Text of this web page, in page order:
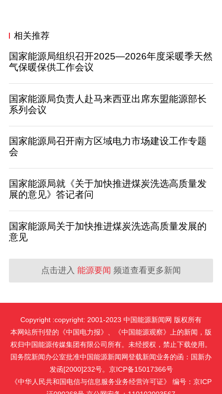
相关推荐
国家能源局组织召开2025—2026年度采暖季天然
气保暖保供工作会议
国家能源局负责人赴马来西亚出席东盟能源部长
系列会议
国家能源局召开南方区域电力市场建设工作专题
会
国家能源局就《关于加快推进煤炭洗选高质量发
展的意见》答记者问
国家能源局关于加快推进煤炭洗选高质量发展的
意见
点击进入 能源要闻 频道查看更多新闻
Copyright :copyright: 2001-2023 中国能源新闻网 版权所有
本网站所刊登的《中国电力报》、《中国能源观察》上的新闻，版
权归中国能源传媒集团有限公司所有。未经授权，禁止下载使用。
国务院新闻办公室批准中国能源新闻网登载新闻业务的函：国新办
发函[2000]232号。京ICP备15017366号
《中华人民共和国电信与信息服务业务经营许可证》 编号：京ICP